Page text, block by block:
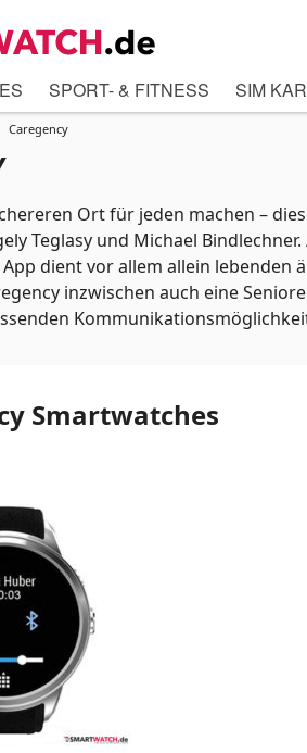
SPORT- & FITNESS SIM
Caregency
Ort für jeden machen –
Teglasy und Michael
dient vor allem allein lebenden
inzwischen auch eine
Smartwatches